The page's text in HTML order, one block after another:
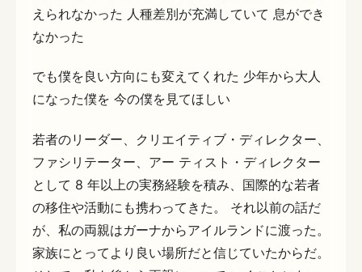
えられなかった 人種差別が充満していて 息ができ
なかった
でも僕を良い方向にも変えてくれた 少年から大人
になった僕を 今の僕を見てほしい
若者のリーダー、クリエイティブ・ディレクター、
ファシリテーター、アー ティスト・ディレクター
として 8 年以上の実務経験を積み、国際的な若者
の移住や活動にも携わってきた。 それ以前の話だ
が、私の両親はガーナからアイルランドに渡った。
家族にとってより良い場所だと信じていたからだ。